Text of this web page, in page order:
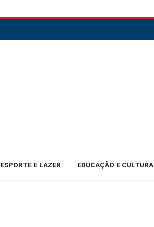
ESPORTE E LAZER EDUCAÇÃO E CULTURA